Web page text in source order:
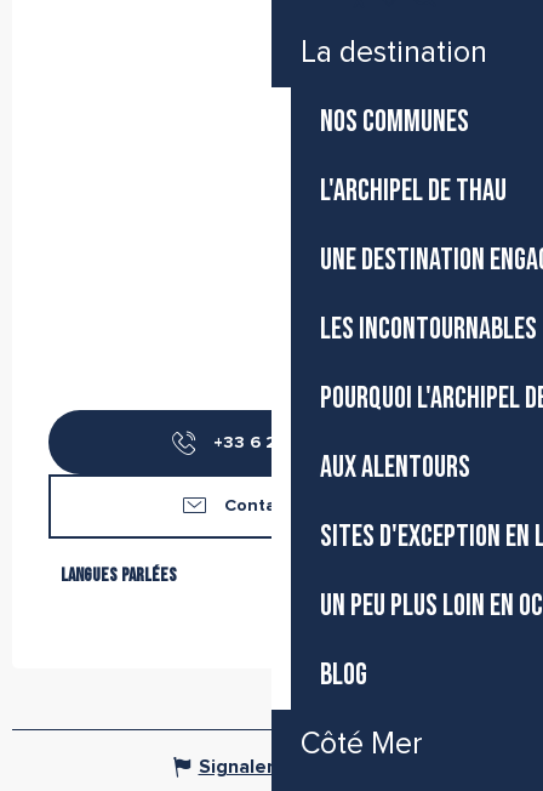
La destination
NOS COMMUNES
L'ARCHIPEL DE THAU
UNE DESTINATION
LES
POURQUOI L'ARCHIPEL
AUX ALENTOURS
SITES D'EXCEPTION EN
UN PEU PLUS LOIN EN
BLOG
Côté Mer
+33 6 26 25 36
Contactez-nous
Langues parlées
Langues parlées
Signaler une erreur